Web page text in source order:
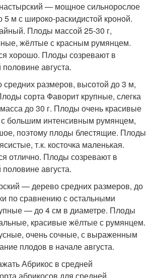
— мощное сильнорослое
м с широко-раскидистой кроной.
Плоды массой 25-30 г,
жёлтые с красным румянцем.
хорошо. Плоды созревают в
августа.
размеров, высотой до 3 м,
сорта Фаворит крупные, слегка
до 30 г. Плоды очень красивые
большим интенсивным румянцем,
поэтому плоды блестящие. Плоды
т.к. косточка маленькая.
отлично. Плоды созревают в
августа.
— дерево средних размеров, до
по сравнению с остальными
— до 4 см в диаметре. Плоды
красивые жёлтые с румянцем.
очень сочные, с выраженным
плодов в начале августа.